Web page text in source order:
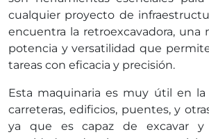
cualquier proyecto de
encuentra la retroexcavadora, una
potencia y versatilidad que
tareas con eficacia y precisión.
Esta maquinaria es muy útil en
carreteras, edificios, puentes, y
ya que es capaz de excavar y